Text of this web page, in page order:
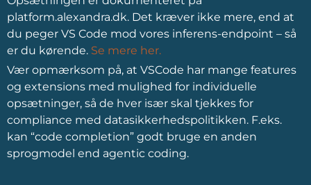
platform.alexandra.dk. Det kræver ikke mere, end at
du peger VS Code mod vores inferens-endpoint – så
er du kørende. Se mere her.
Vær opmærksom på, at VSCode har mange features
og extensions med mulighed for individuelle
opsætninger, så de hver især skal tjekkes for
compliance med datasikkerhedspolitikken. F.eks.
kan “code completion” godt bruge en anden
sprogmodel end agentic coding.